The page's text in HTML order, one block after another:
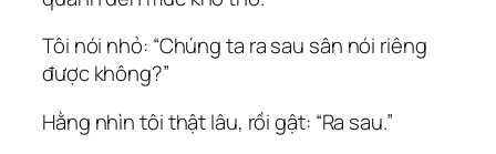
Tôi nói nhỏ: “Chúng ta ra sau sân nói riêng
được không?”
Hằng nhìn tôi thật lâu, rồi gật: “Ra sau.”